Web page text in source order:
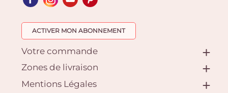
ACTIVER MON ABONNEMENT
Votre commande
Zones de livraison
Mentions Légales